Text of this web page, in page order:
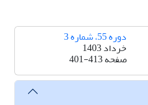
دوره 55، شماره 3
خرداد 1403
صفحه401-413